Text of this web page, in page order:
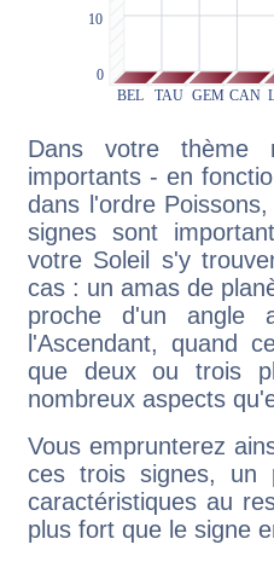
Dans votre thème
importants - en
dans l'ordre
signes sont
votre Soleil s'y
cas : un amas de
proche d'un
l'Ascendant, quand
que deux ou trois
nombreux aspects
Vous emprunterez
ces trois signes, un
caractéristiques au
plus fort que le signe